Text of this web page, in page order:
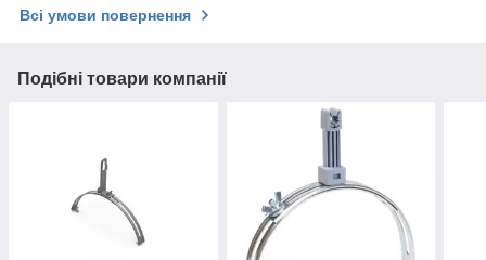
Всі умови повернення
Подібні товари компанії